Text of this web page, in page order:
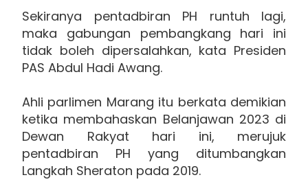
Sekiranya pentadbiran PH runtuh lagi,
maka gabungan pembangkang hari ini
tidak boleh dipersalahkan, kata Presiden
PAS Abdul Hadi Awang.
Ahli parlimen Marang itu berkata demikian
ketika membahaskan Belanjawan 2023 di
Dewan Rakyat hari ini, merujuk
pentadbiran PH yang ditumbangkan
Langkah Sheraton pada 2019.